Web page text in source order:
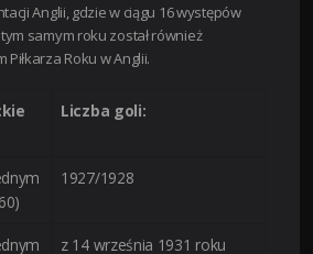
Anglii, gdzie w ciągu 16 występów
samym roku został również
Roku w Anglii.
Liczba goli:
1927/1928
z 14 września 1931 roku